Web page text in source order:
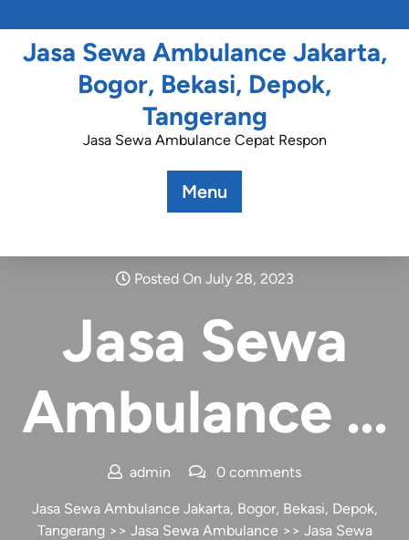
Jasa Sewa Ambulance Jakarta,
Bogor, Bekasi, Depok,
Tangerang
Jasa Sewa Ambulance Cepat Respon
Menu
Posted On July 28, 2023
Jasa Sewa
Ambulance …
admin 0 comments
Jasa Sewa Ambulance Jakarta, Bogor, Bekasi, Depok,
Tangerang>> Jasa Sewa Ambulance >> Jasa Sewa